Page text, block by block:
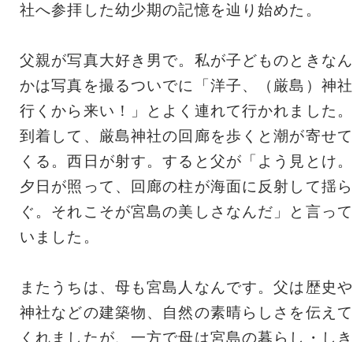
社へ参拝した幼少期の記憶を辿り始めた。
父親が写真大好き男で。私が子どものときなん
かは写真を撮るついでに「洋子、（厳島）神社
行くから来い！」とよく連れて行かれました。
到着して、厳島神社の回廊を歩くと潮が寄せて
くる。西日が射す。すると父が「よう見とけ。
夕日が照って、回廊の柱が海面に反射して揺ら
ぐ。それこそが宮島の美しさなんだ」と言って
いました。
またうちは、母も宮島人なんです。父は歴史や
神社などの建築物、自然の素晴らしさを伝えて
くれましたが、一方で母は宮島の暮らし・しき